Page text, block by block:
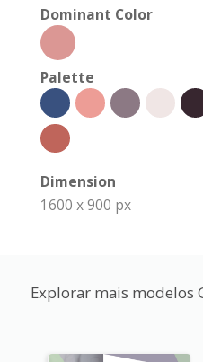
Dominant Color
Palette
Dimension
1600 x 900 px
Explorar mais modelos